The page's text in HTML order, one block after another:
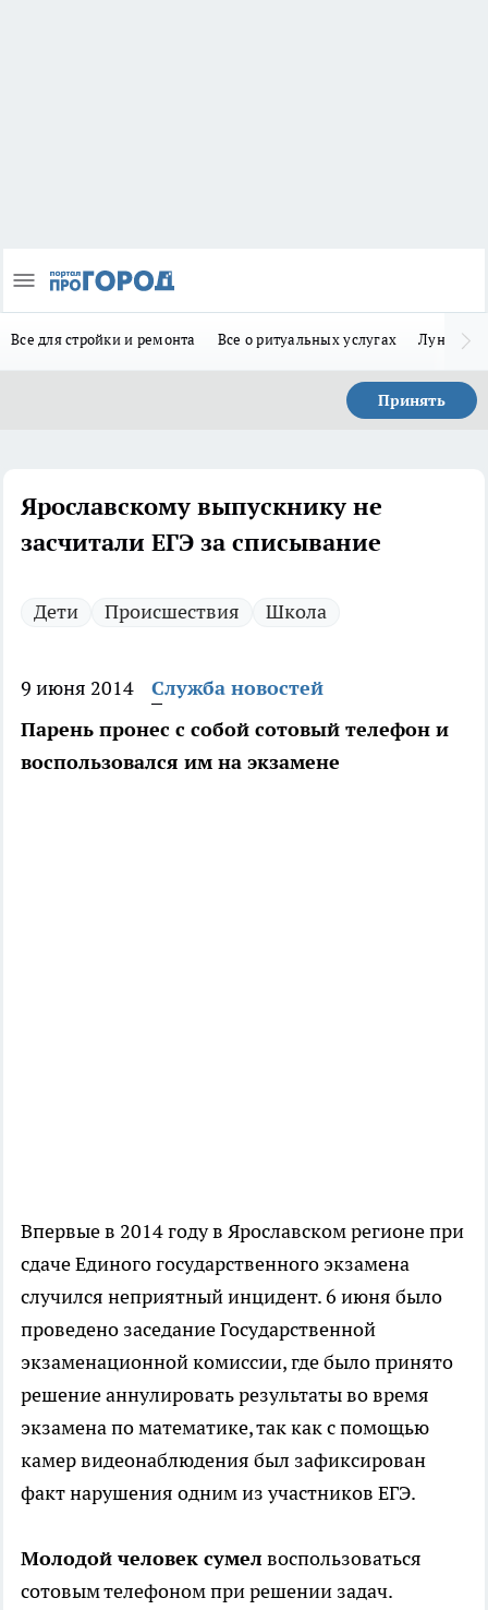
Все для стройки и ремонта Все о ритуальных услугах Лунно-
Принять
Ярославскому выпускнику не
засчитали ЕГЭ за списывание
Дети Происшествия Школа
9 июня 2014
Служба новостей
Парень пронес с собой сотовый телефон и
воспользовался им на экзамене
Впервые в 2014 году в Ярославском регионе при
сдаче Единого государственного экзамена
случился неприятный инцидент. 6 июня было
проведено заседание Государственной
экзаменационной комиссии, где было принято
решение аннулировать результаты во время
экзамена по математике, так как с помощью
камер видеонаблюдения был зафиксирован
факт нарушения одним из участников ЕГЭ.
Молодой человек сумел воспользоваться
сотовым телефоном при решении задач.